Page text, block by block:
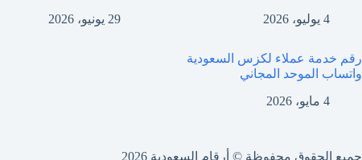
4 يوليو، 2026
29 يونيو، 2026
رقم خدمة عملاء لكزس السعودية
واتساب الموحد المجاني
4 مايو، 2026
جميع الحقوق محفوظة © أرقام السعودية 2026